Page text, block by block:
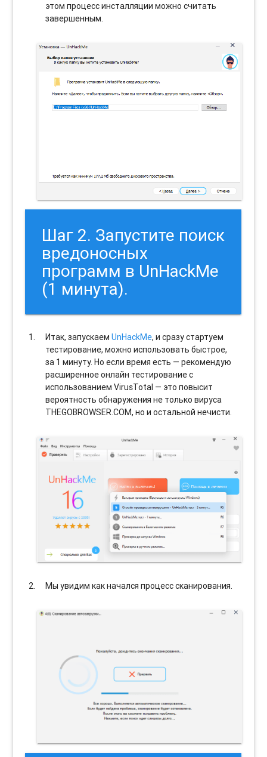
этом процесс инсталляции можно считать
завершенным.
Шаг 2. Запустите поиск
вредоносных
программ в UnHackMe
(1 минута).
Итак, запускаемUnHackMe, и сразу стартуем
тестирование, можно использовать быстрое,
за 1 минуту. Но если время есть — рекомендую
расширенное онлайн тестирование с
использованием VirusTotal — это повысит
вероятность обнаружения не только вируса
THEGOBROWSER.COM, но и остальной нечисти.
Мы увидим как начался процесс сканирования.